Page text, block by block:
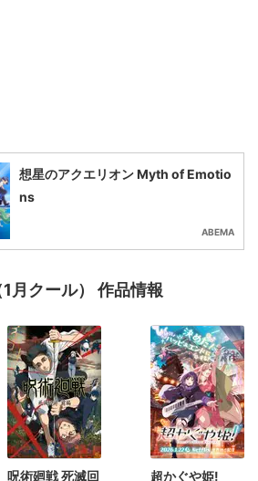
想星のアクエリオン Myth of Emotio
ns
ABEMA
月クール） 作品情報
呪術廻戦 死滅回
超かぐや姫!